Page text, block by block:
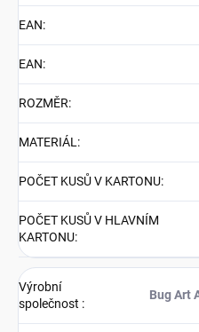
EAN:
EAN:
ROZMĚR:
MATERIÁL:
POČET KUSŮ V KARTONU:
POČET KUSŮ V HLAVNÍM
KARTONU:
Výrobní
společnost :
Bug Art